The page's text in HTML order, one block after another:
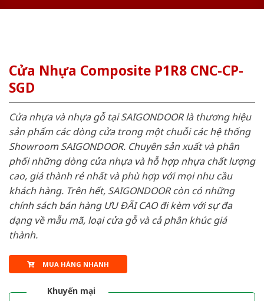
Cửa Nhựa Composite P1R8 CNC-CP-
SGD
Cửa nhựa và nhựa gỗ tại SAIGONDOOR là thương hiệu
sản phẩm các dòng cửa trong một chuỗi các hệ thống
Showroom SAIGONDOOR. Chuyên sản xuất và phân
phối những dòng cửa nhựa và hỗ hợp nhựa chất lượng
cao, giá thành rẻ nhất và phù hợp với mọi nhu cầu
khách hàng. Trên hết, SAIGONDOOR còn có những
chính sách bán hàng ƯU ĐÃI CAO đi kèm với sự đa
dạng về mẫu mã, loại cửa gỗ và cả phân khúc giá
thành.
MUA HÀNG NHANH
Khuyến mại